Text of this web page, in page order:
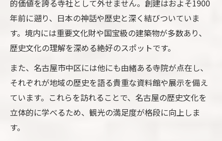
的価値を誇る寺社として外せません。創建はおよそ1900
年前に遡り、日本の神話や歴史と深く結びついていま
す。境内には重要文化財や国宝級の建築物が多数あり、
歴史文化の理解を深める絶好のスポットです。
また、名古屋市中区には他にも由緒ある寺院が点在し、
それぞれが地域の歴史を語る貴重な資料館や展示を備え
ています。これらを訪れることで、名古屋の歴史文化を
立体的に学べるため、観光の満足度が格段に向上しま
す。